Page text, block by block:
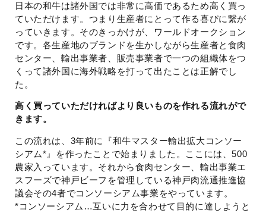
日本の和牛は諸外国では非常に高価であるため高く買っ
ていただけます。つまり生産者にとって作る喜びに繋が
っていきます。そのきっかけが、ワールドオークション
です。各生産地のブランドを生かしながら生産者と食肉
センター、輸出事業者、販売事業者で一つの組織体をつ
くって諸外国に海外戦略を打って出たことは正解でし
た。
高く買っていただければより良いものを作れる流れがで
きます。
この流れは、3年前に『和牛マスター輸出拡大コンソー
シアム*』を作ったことで始まりました。ここには、500
農家入っています。それから食肉センター、輸出事業エ
スフーズで神戸ビーフを管理している神戸肉流通推進協
議会その4者でコンソーシアム事業をやっています。
*コンソーシアム…互いに力を合わせて目的に達しようと